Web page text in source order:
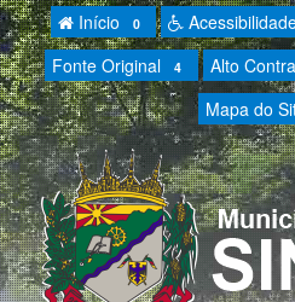
Início 0
Fonte Original 4 Alto
Mapa do